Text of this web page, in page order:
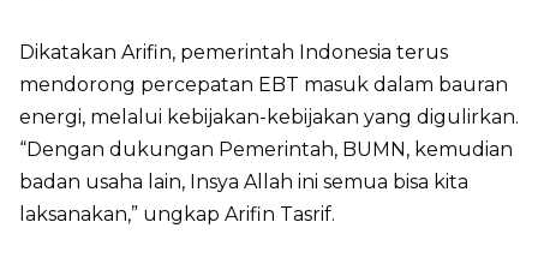
Dikatakan Arifin, pemerintah Indonesia terus
mendorong percepatan EBT masuk dalam bauran
energi, melalui kebijakan-kebijakan yang digulirkan.
“Dengan dukungan Pemerintah, BUMN, kemudian
badan usaha lain, Insya Allah ini semua bisa kita
laksanakan,” ungkap Arifin Tasrif.